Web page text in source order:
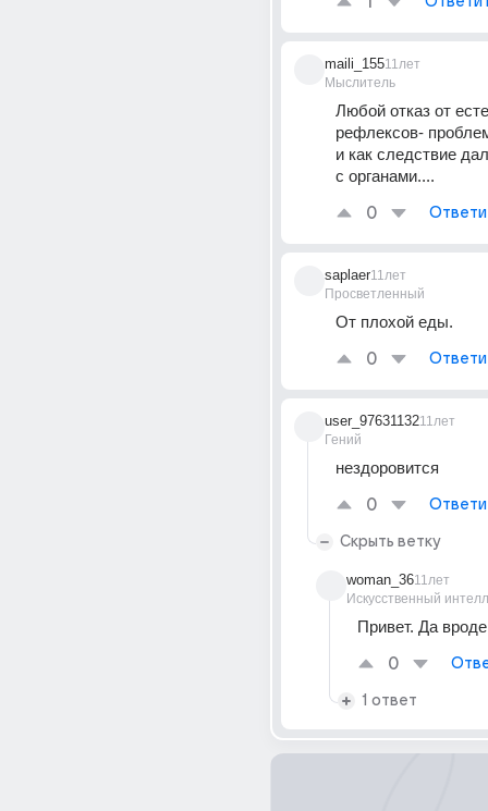
maili_155
Мыслитель
11лет
Любой отказ от
рефлексов-
и как следствие
с органами....
0
saplaer
Просветленный
11лет
От плохой еды.
0
user_97631132
Гений
11лет
нездоровится
0
Скрыть ветку
woman_36
Искусственный
11лет
Привет. Да
0
1 ответ